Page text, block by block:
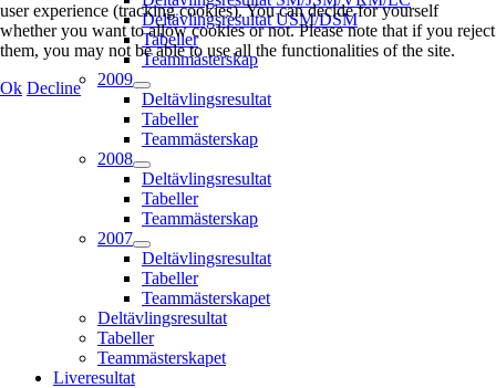
Deltävlingsresultat USM/DSM
Tabeller
Teammästerskap
2009
Deltävlingsresultat
Tabeller
Teammästerskap
2008
Deltävlingsresultat
Tabeller
Teammästerskap
2007
Deltävlingsresultat
Tabeller
Teammästerskapet
Deltävlingsresultat
Tabeller
Teammästerskapet
Liveresultat
user experience (tracking cookies). You can decide for yourself
whether you want to allow cookies or not. Please note that if you reject
them, you may not be able to use all the functionalities of the site.
Ok Decline